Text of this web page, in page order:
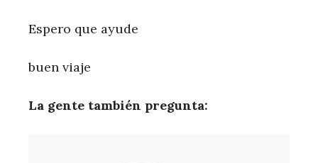
Espero que ayude
buen viaje
La gente también pregunta: